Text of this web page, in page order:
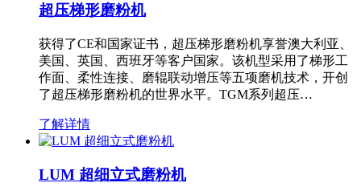
超压梯形磨粉机
获得了CE和国家证书，超压梯形磨粉机享誉澳大利亚、
美国、英国、西班牙等客户国家。该机型采用了梯形工
作面、柔性连接、磨辊联动增压等五项磨机技术，开创
了超压梯形磨粉机的世界水平。TGM系列超压…
了解详情
LUM 超细立式磨粉机